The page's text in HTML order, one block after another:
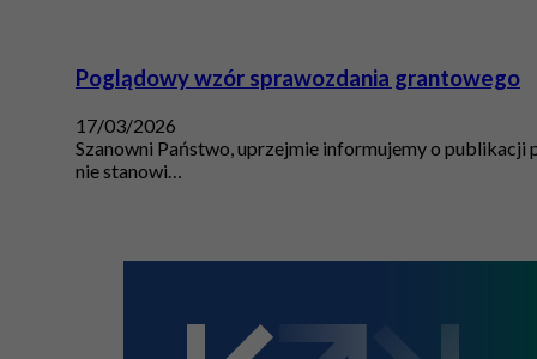
Poglądowy wzór sprawozdania grantowego
17/03/2026
Szanowni Państwo, uprzejmie informujemy o
nie stanowi…